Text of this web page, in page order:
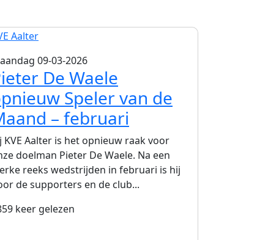
09-03-2026
De Waele
Speler van de
– februari
KVE Aalter is het opnieuw raak voor
doelman Pieter De Waele. Na een
reeks wedstrijden in februari is hij
de supporters en de club...
keer gelezen